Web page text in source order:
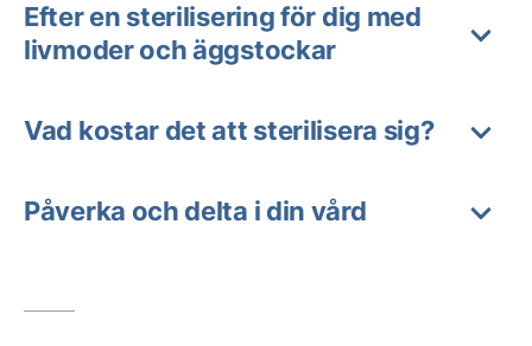
Efter en sterilisering för dig med
livmoder och äggstockar
Vad kostar det att sterilisera sig?
Påverka och delta i din vård